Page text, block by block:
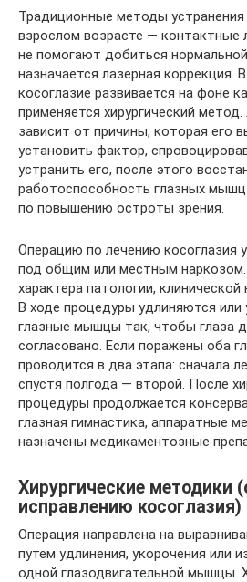
Традиционные методы
взрослом возрасте — контактные
не помогают добиться
назначается лазерная коррекция.
косоглазие развивается на фоне
применяется хирургический
зависит от причины, которая его
установить фактор,
устранить его, после этого
работоспособность глазных
по повышению остроты зрения.
Операцию по лечению косоглазия
под общим или местным
характера патологии,
В ходе процедуры удлиняются или
глазные мышцы так, чтобы глаза
согласовано. Если поражены оба
проводится в два этапа: сначала
спустя полгода — второй. После
процедуры продолжается
глазная гимнастика, аппаратные
назначены медикаментозные
Хирургические методики
исправлению косоглазия)
Операция направлена на
путем удлинения, укорочения или
одной глазодвигательной мышцы.